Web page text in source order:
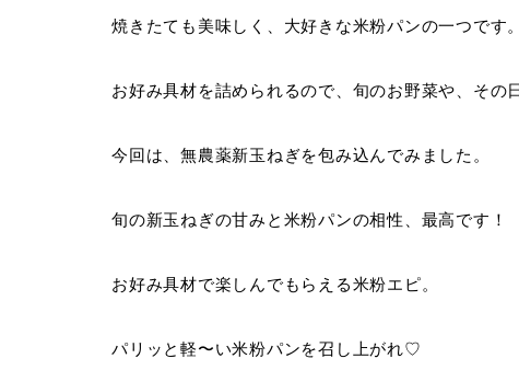
焼きたても美味しく、大好きな米粉パンの一つです。
お好み具材を詰められるので、旬のお野菜や、その
今回は、無農薬新玉ねぎを包み込んでみました。
旬の新玉ねぎの甘みと米粉パンの相性、最高です！
お好み具材で楽しんでもらえる米粉エピ。
パリッと軽〜い米粉パンを召し上がれ♡